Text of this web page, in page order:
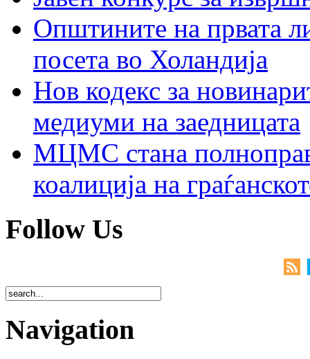
Општините на првата
посета во Холандија
Нов кодекс за
медиуми на заедницата
МЦМС стана
коалиција на
Follow Us
Navigation